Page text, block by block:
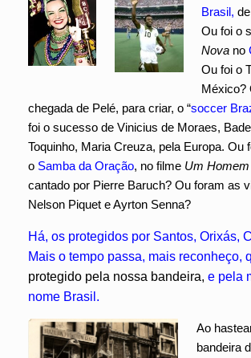
Brasil,
Ou foi o
Nova no
Ou foi o
México?
chegada de Pelé, para criar, o “soccer
foi o sucesso de Vinicius de Moraes,
Toquinho, Maria Creuza, pela Europa. Ou
o Samba da Oração, no filme Um
cantado por Pierre Baruch? Ou foram as
Nelson Piquet e Ayrton Senna?
Há, os protegidos por Santos, Orixás,
Mais o tempo passa, mais reconheço,
protegido pela nossa bandeira, e pela
nome Brasil.
Ao
bandeira